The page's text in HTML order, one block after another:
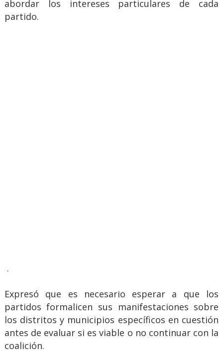
abordar los intereses particulares de cada
partido.
.
Expresó que es necesario esperar a que los
partidos formalicen sus manifestaciones sobre
los distritos y municipios específicos en cuestión
antes de evaluar si es viable o no continuar con la
coalición.